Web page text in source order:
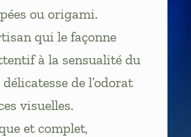
ou origami.
qui le façonne
à la sensualité du
de l’odorat
visuelles.
et complet,